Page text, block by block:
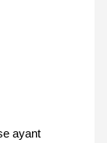
ayant